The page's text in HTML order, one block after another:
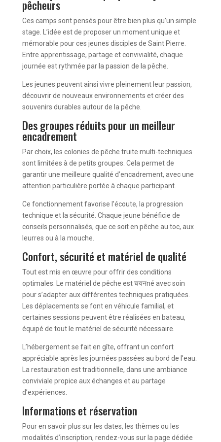
pêcheurs
Ces camps sont pensés pour être bien plus qu’un simple
stage. L’idée est de proposer un moment unique et
mémorable pour ces jeunes disciples de Saint Pierre.
Entre apprentissage, partage et convivialité, chaque
journée est rythmée par la passion de la pêche.
Les jeunes peuvent ainsi vivre pleinement leur passion,
découvrir de nouveaux environnements et créer des
souvenirs durables autour de la pêche.
Des groupes réduits pour un meilleur
encadrement
Par choix, les colonies de pêche truite multi-techniques
sont limitées à de petits groupes. Cela permet de
garantir une meilleure qualité d’encadrement, avec une
attention particulière portée à chaque participant.
Ce fonctionnement favorise l’écoute, la progression
technique et la sécurité. Chaque jeune bénéficie de
conseils personnalisés, que ce soit en pêche au toc, aux
leurres ou à la mouche.
Confort, sécurité et matériel de qualité
Tout est mis en œuvre pour offrir des conditions
optimales. Le matériel de pêche est चयनné avec soin
pour s’adapter aux différentes techniques pratiquées.
Les déplacements se font en véhicule familial, et
certaines sessions peuvent être réalisées en bateau,
équipé de tout le matériel de sécurité nécessaire.
L’hébergement se fait en gîte, offrant un confort
appréciable après les journées passées au bord de l’eau.
La restauration est traditionnelle, dans une ambiance
conviviale propice aux échanges et au partage
d’expériences.
Informations et réservation
Pour en savoir plus sur les dates, les thèmes ou les
modalités d’inscription, rendez-vous sur la page dédiée